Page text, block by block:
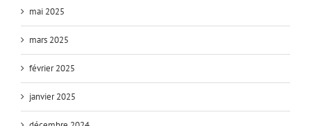
mai 2025
mars 2025
février 2025
janvier 2025